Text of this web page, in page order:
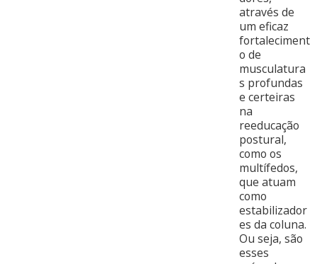
através de
um eficaz
fortaleciment
o de
musculatura
s profundas
e certeiras
na
reeducação
postural,
como os
multífedos,
que atuam
como
estabilizador
es da coluna.
Ou seja, são
esses